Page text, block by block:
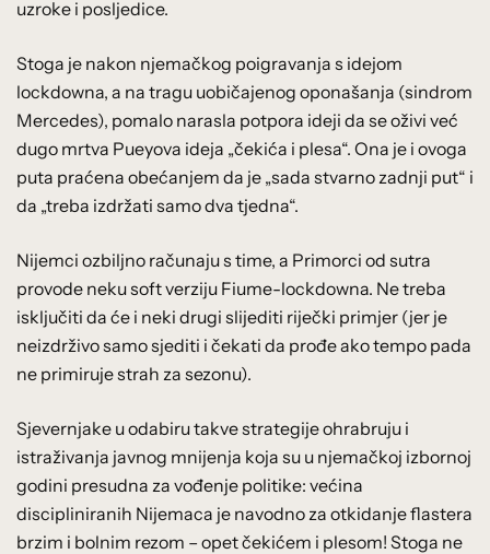
uzroke i posljedice.
Stoga je nakon njemačkog poigravanja s idejom
lockdowna, a na tragu uobičajenog oponašanja (sindrom
Mercedes), pomalo narasla potpora ideji da se oživi već
dugo mrtva Pueyova ideja „čekića i plesa“. Ona je i ovoga
puta praćena obećanjem da je „sada stvarno zadnji put“ i
da „treba izdržati samo dva tjedna“.
Nijemci ozbiljno računaju s time, a Primorci od sutra
provode neku soft verziju Fiume-lockdowna. Ne treba
isključiti da će i neki drugi slijediti riječki primjer (jer je
neizdrživo samo sjediti i čekati da prođe ako tempo pada
ne primiruje strah za sezonu).
Sjevernjake u odabiru takve strategije ohrabruju i
istraživanja javnog mnijenja koja su u njemačkoj izbornoj
godini presudna za vođenje politike: većina
discipliniranih Nijemaca je navodno za otkidanje flastera
brzim i bolnim rezom – opet čekićem i plesom! Stoga ne